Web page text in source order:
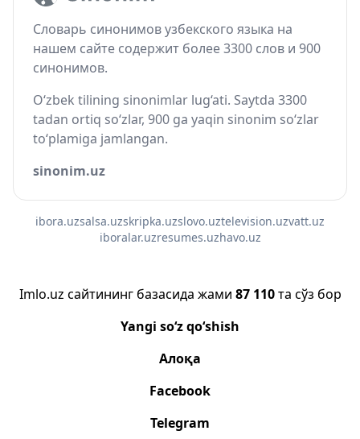
Словарь синонимов узбекского языка на
нашем сайте содержит более 3300 слов и 900
синонимов.
O‘zbek tilining sinonimlar lug‘ati. Saytda 3300
tadan ortiq so‘zlar, 900 ga yaqin sinonim so‘zlar
to‘plamiga jamlangan.
sinonim.uz
ibora.uzsalsa.uzskripka.uzslovo.uztelevision.uzvatt.uz
iboralar.uzresumes.uzhavo.uz
Imlo.uz сайтининг базасида жами 87 110та сўз бор
Yangi so‘z qo‘shish
Алоқа
Facebook
Telegram